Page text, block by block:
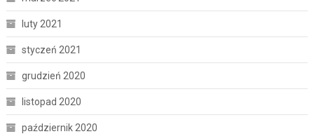
luty 2021
styczeń 2021
grudzień 2020
listopad 2020
październik 2020